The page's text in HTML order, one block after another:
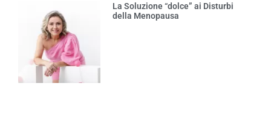
La Soluzione “dolce” ai Disturbi
della Menopausa